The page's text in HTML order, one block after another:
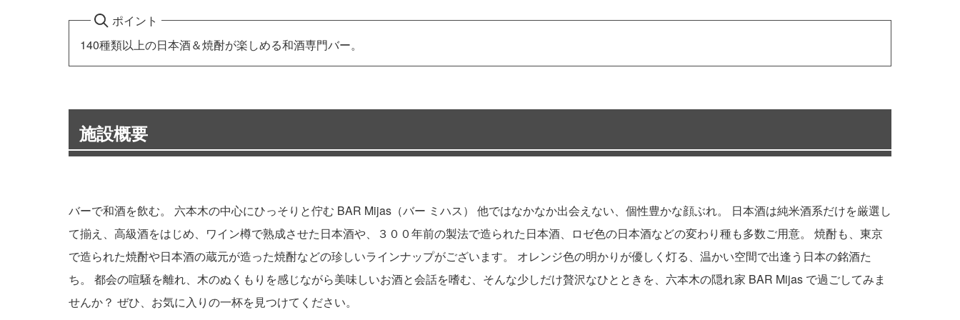
ポイント
140種類以上の日本酒＆焼酎が楽しめる和酒専門バー。
施設概要
バーで和酒を飲む。 六本木の中心にひっそりと佇む BAR Mijas（バー ミハス） 他ではなかなか出会えない、個性豊かな顔ぶれ。 日本酒は純米酒系だけを厳選し
て揃え、高級酒をはじめ、ワイン樽で熟成させた日本酒や、３００年前の製法で造られた日本酒、ロゼ色の日本酒などの変わり種も多数ご用意。 焼酎も、東京
で造られた焼酎や日本酒の蔵元が造った焼酎などの珍しいラインナップがございます。 オレンジ色の明かりが優しく灯る、温かい空間で出逢う日本の銘酒た
ち。 都会の喧騒を離れ、木のぬくもりを感じながら美味しいお酒と会話を嗜む、そんな少しだけ贅沢なひとときを、六本木の隠れ家 BAR Mijas で過ごしてみま
せんか？ ぜひ、お気に入りの一杯を見つけてください。